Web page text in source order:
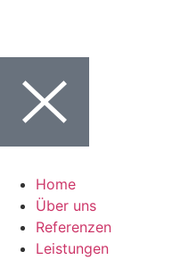
Home
Über uns
Referenzen
Leistungen